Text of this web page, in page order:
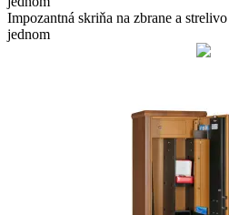
Impozantná skriňa na zbrane a
jednom